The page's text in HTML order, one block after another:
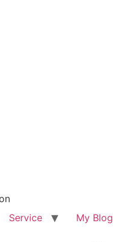
Service My Blog